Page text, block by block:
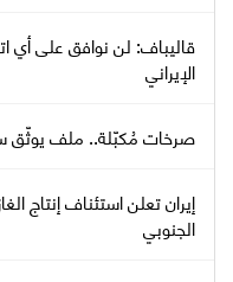
قاليباف: لن نوافق على
الإيراني
صرخات مُكبّلة.. ملف يوثّق
إيران تعلن استئناف إنتاج
الجنوبي